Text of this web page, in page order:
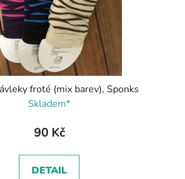
froté (mix barev), Sponks
Skladem*
90 Kč
DETAIL